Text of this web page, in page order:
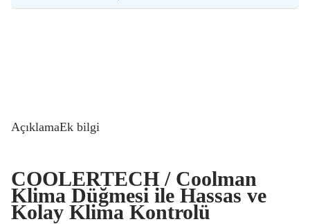
AçıklamaEk bilgi
COOLERTECH / Coolman
Klima Düğmesi ile Hassas ve
Kolay Klima Kontrolü